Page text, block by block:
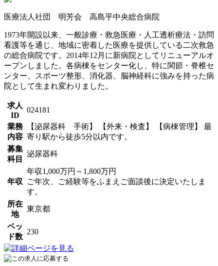
医療法人社団 明芳会 高島平中央総合病院
1973年開設以来、一般診療・救急医療・人工透析療法・訪問
看護等を通じ、地域に密着した医療を提供している二次救急
の総合病院です。2014年12月に新病院としてリニューアルオ
ープンしました。各病棟をセンター化し、特に関節・脊椎セ
ンター、スポーツ整形、消化器、脳神経科に強みを持った病
院として生まれ変わりました。
求人
ID
024181
業務
内容
【泌尿器科 手術】 【外来・検査】 【病棟管理】 最
寄り駅から徒歩5分以内です。
募集
科目
泌尿器科
年収
年収1,000万円～1,800万円
ご年次、ご経験等をふまえご面談後に決定いたしま
す。
所在
地
東京都
ベッ
ド数
230